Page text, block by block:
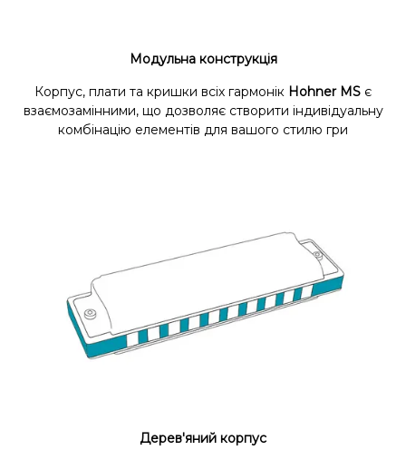
Модульна конструкція
Корпус, плати та кришки всіх гармонік Hohner MS є
взаємозамінними, що дозволяє створити індивідуальну
комбінацію елементів для вашого стилю гри
Дерев'яний корпус